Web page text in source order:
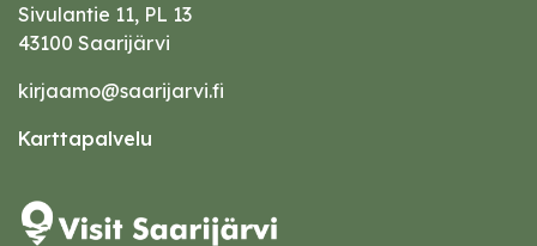
Sivulantie 11, PL 13
43100 Saarijärvi
kirjaamo@saarijarvi.fi
Karttapalvelu